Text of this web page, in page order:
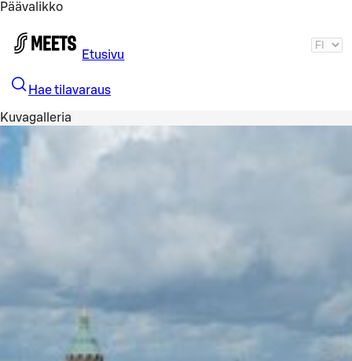
Päävalikko
Etusivu
Hae tilavaraus
Kuvagalleria